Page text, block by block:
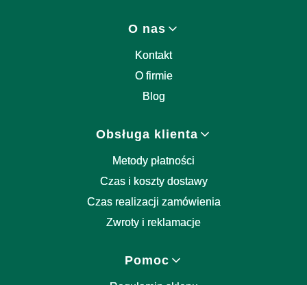
O nas
Kontakt
O firmie
Blog
Obsługa klienta
Metody płatności
Czas i koszty dostawy
Czas realizacji zamówienia
Zwroty i reklamacje
Pomoc